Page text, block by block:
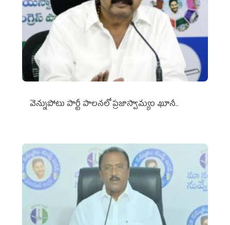
వెన్నుపోటు పార్టీ పాలనలో ప్రజాస్వామ్యం ఖూనీ..